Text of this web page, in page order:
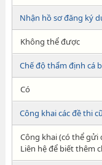
Nhận hồ sơ đăng ký
Không thể được
Chế độ thẩm định cá
Có
Công khai các đề thi cũ
Công khai (có thể gửi
Liên hệ để biết thêm